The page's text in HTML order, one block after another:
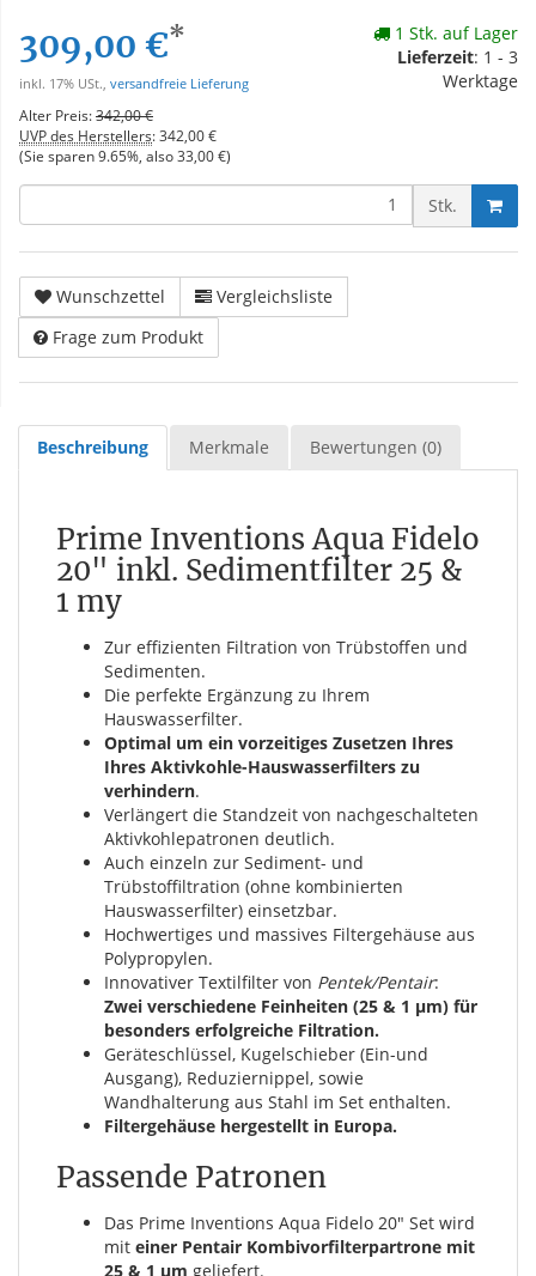
309,00 €*
inkl. 17% USt., versandfreie Lieferung
Alter Preis:342,00 €
UVP des Herstellers:342,00 €
(Sie sparen9.65% , also33,00 €)
1 Stk. auf Lager
Lieferzeit: 1 - 3
Werktage
Stk.
Wunschzettel
Vergleichsliste
Frage zum Produkt
Beschreibung Merkmale Bewertungen (0)
Prime Inventions Aqua Fidelo
20" inkl. Sedimentfilter 25 &
1 my
Zur effizienten Filtration von Trübstoffen und
Sedimenten.
Die perfekte Ergänzung zu Ihrem
Hauswasserfilter.
Optimal um ein vorzeitiges Zusetzen Ihres
Ihres Aktivkohle-Hauswasserfilters zu
verhindern.
Verlängert die Standzeit von nachgeschalteten
Aktivkohlepatronen deutlich.
Auch einzeln zur Sediment- und
Trübstoffiltration (ohne kombinierten
Hauswasserfilter) einsetzbar.
Hochwertiges und massives Filtergehäuse aus
Polypropylen.
Innovativer Textilfilter von Pentek/Pentair:
Zwei verschiedene Feinheiten (25 & 1 µm) für
besonders erfolgreiche Filtration.
Geräteschlüssel, Kugelschieber (Ein-und
Ausgang), Reduziernippel, sowie
Wandhalterung aus Stahl im Set enthalten.
Filtergehäuse hergestellt in Europa.
Passende Patronen
Das Prime Inventions Aqua Fidelo 20" Set wird
mit einer Pentair Kombivorfilterpartrone mit
25 & 1 µm geliefert.